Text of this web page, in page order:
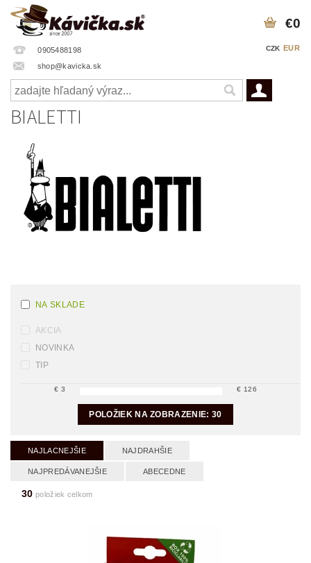
0905488198
shop@kavicka.sk
CZK EUR
€0
BIALETTI
NA SKLADE
AKCIA
NOVINKA
TIP
€3 € 126
POLOŽIEK NA ZOBRAZENIE:30
NAJLACNEJŠIE NAJDRAHŠIE
NAJPREDÁVANEJŠIE ABECEDNE
30 položiek celkom